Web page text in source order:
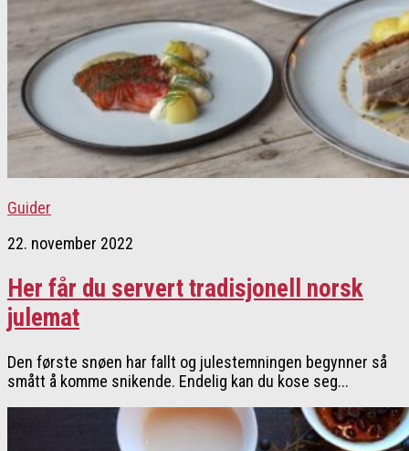
Guider
22. november 2022
Her får du servert tradisjonell norsk
julemat
Den første snøen har fallt og julestemningen begynner så
smått å komme snikende. Endelig kan du kose seg...